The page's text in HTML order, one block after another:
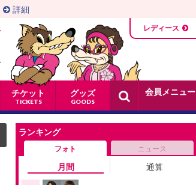
チケット
TICKETS
グッズ
GOODS
詳細
レディース
会員メニュー
ランキング
フォト ニュース
月間 通算